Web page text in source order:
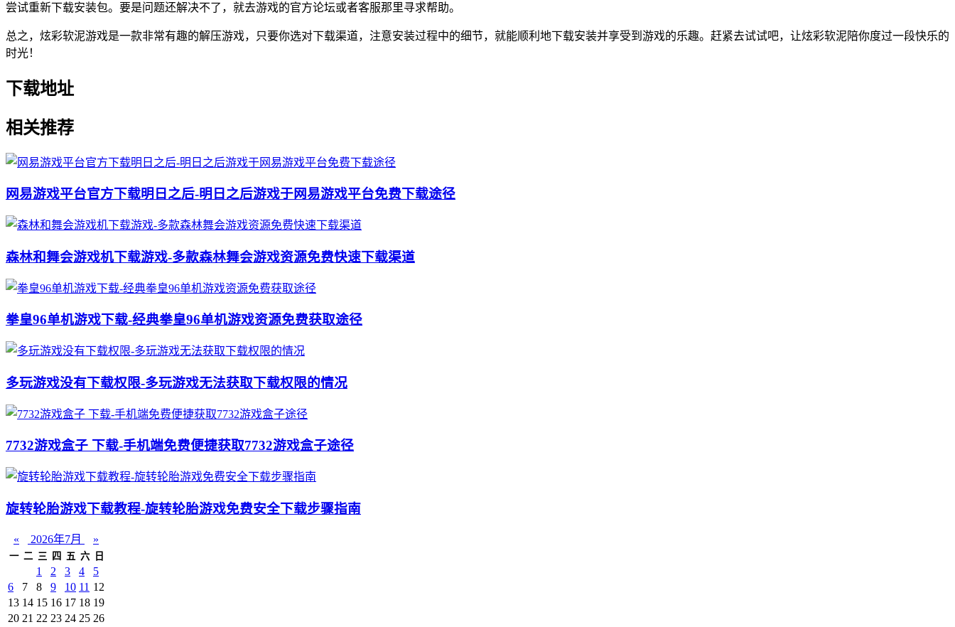
尝试重新下载安装包。要是问题还解决不了，就去游戏的官方论坛或者客服那里寻求帮助。
总之，炫彩软泥游戏是一款非常有趣的解压游戏，只要你选对下载渠道，注意安装过程中的细节，就能顺利地下载安装并享受到游戏的乐趣。赶紧去试试吧，让炫彩软泥陪你度过一段快乐的
时光！
下载地址
相关推荐
网易游戏平台官方下载明日之后-明日之后游戏于网易游戏平台免费下载途径
森林和舞会游戏机下载游戏-多款森林舞会游戏资源免费快速下载渠道
拳皇96单机游戏下载-经典拳皇96单机游戏资源免费获取途径
多玩游戏没有下载权限-多玩游戏无法获取下载权限的情况
7732游戏盒子 下载-手机端免费便捷获取7732游戏盒子途径
旋转轮胎游戏下载教程-旋转轮胎游戏免费安全下载步骤指南
« 2026年7月 »
一 二 三 四 五 六 日
1 2 3 4
5
6
7 8 9 10 11 12
13 14 15 16 17 18 19
20 21 22 23 24 25 26